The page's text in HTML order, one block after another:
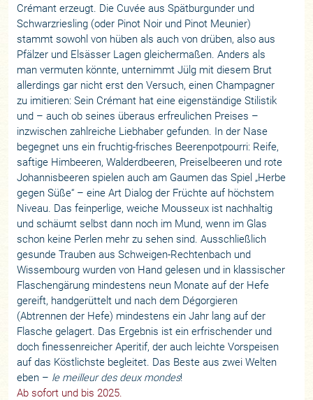
Crémant erzeugt. Die Cuvée aus Spätburgunder und
Schwarzriesling (oder Pinot Noir und Pinot Meunier)
stammt sowohl von hüben als auch von drüben, also aus
Pfälzer und Elsässer Lagen gleichermaßen. Anders als
man vermuten könnte, unternimmt Jülg mit diesem Brut
allerdings gar nicht erst den Versuch, einen Champagner
zu imitieren: Sein Crémant hat eine eigenständige Stilistik
und – auch ob seines überaus erfreulichen Preises –
inzwischen zahlreiche Liebhaber gefunden. In der Nase
begegnet uns ein fruchtig-frisches Beerenpotpourri: Reife,
saftige Himbeeren, Walderdbeeren, Preiselbeeren und rote
Johannisbeeren spielen auch am Gaumen das Spiel „Herbe
gegen Süße“ – eine Art Dialog der Früchte auf höchstem
Niveau. Das feinperlige, weiche Mousseux ist nachhaltig
und schäumt selbst dann noch im Mund, wenn im Glas
schon keine Perlen mehr zu sehen sind. Ausschließlich
gesunde Trauben aus Schweigen-Rechtenbach und
Wissembourg wurden von Hand gelesen und in klassischer
Flaschengärung mindestens neun Monate auf der Hefe
gereift, handgerüttelt und nach dem Dégorgieren
(Abtrennen der Hefe) mindestens ein Jahr lang auf der
Flasche gelagert. Das Ergebnis ist ein erfrischender und
doch finessenreicher Aperitif, der auch leichte Vorspeisen
auf das Köstlichste begleitet. Das Beste aus zwei Welten
eben – le meilleur des deux mondes!
Ab sofort und bis 2025.